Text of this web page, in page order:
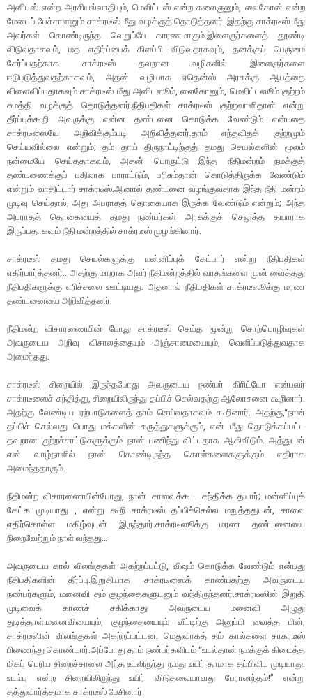
அனிடஸ் என்ற அரசியல்வாதியும், மெலிட்டஸ் என்ற கலைஞனும், லைகோன் என்ற
மேடைப் பேச்சாளனும் சாக்ரடீஸ் மீது வழக்குத் தொடுத்தனர். இதற்கு சாக்ரடீஸ் மீது
அவர்கள் கொண்டிருந்த வெறுப்பே காரணமாகும்.இளைஞர்களைத் தூண்டி
விடுவதாகவும், மத எதிர்ப்பைக் கிளப்பி விடுவதாகவும், தனக்குப் பெருமை
சேர்ப்பதற்காக சாக்ரடீஸ் தவறான வழிகளில் இளைஞர்களை
ஈடுபடுத்துவதற்காகவும், அதன் வழியாக ஏதென்ஸ் அரசுக்கு ஆபத்தை
விளைவிப்பதாகவும் சாக்ரடீஸ் மீது அனிடஸூம், லைகோனும், மெலிட்டஸூம் குற்றம்
சுமத்தி வழக்குத் தொடுத்தனர்.நீதிபதிகள் சாக்ரடீஸ் குற்றவாளிதான் என்று
தீர்ப்புக்கூறி அவருக்கு என்ன தண்டனை கொடுக்க வேண்டும் என்பதை
சாக்ரடீஸையே அறிவிக்கும்படி அறிவித்தனர்.தாம் எந்தவிதக் குற்றமும்
செய்யவில்லை என்றும்; தம் தாய் திருநாட்டிற்குத் தமது செயல்களின் மூலம்
நன்மையே செய்ததாகவும், அதன் பொருட்டு இந்த நீதிமன்றம் நமக்குத்
தண்டணைக்குப் பதிலாக பாராட்டும், பரிசும்தான் கொடுத்திருக்க வேண்டும்
என்றும் வாதிட்டார் சாக்ரடீஸ்.ஆனால் தண்டனை வழங்குவதாக இந்த நீதி மன்றம்
முடிவு செய்தால், அது அபராதத் தொகையாக இருக்க வேண்டும் என்றும்; அந்த
அபராதத் தொகையைத் தமது நண்பர்கள் அரசுக்குச் செலுத்த தயாராக
இருப்பதாகவும் நீதி மன்றத்தில் சாக்ரடீஸ் முழங்கினார்.
சாக்ரடீஸ் தமது செயல்களுக்கு மன்னிப்புக் கேட்பார் என்று நீதிபதிகள்
எதிர்பார்த்தனர்.. அதற்கு மாறாக அவர் நீதிமன்றத்தில் வாதங்களை முன் வைத்தது
நீதிபதிகளுக்கு எரிச்சலை ஊட்டியது. அதனால் நீதிபதிகள் சாக்ரடீஸூக்கு மரண
தண்டனையை அறிவித்தனர்.
நீதிமன்ற விசாரணையின் போது சாக்ரடீஸ் செய்த மூன்று சொற்பொழிவுகள்
அவருடைய அறிவு விசாலத்தையும் அஞ்சாமையையும், வெளிப்படுத்துவதாக
அமைந்தது.
சாக்ரடீஸ் சிறையில் இருந்தபோது அவருடைய நண்பர் கிரிட்டோ என்பவர்
சாக்ரடீஸைச் சந்தித்து, சிறையிலிருந்து தப்பிச் செல்வதற்கு ஆலோசனை கூறினார்.
அதற்கு வேண்டிய ஏற்பாடுகளைத் தாம் செய்வதாகவும் கூறினார். அதற்கு,“நான்
தப்பிச் செல்வது பொது மக்களின் கருத்துகளுக்கும், என் மீது தொடுக்கப்பட்ட
தவறான குற்றச்சாட்டுகளுக்கும் நான் பணிந்து விட்டதாக ஆகிவிடும். அத்துடன்
என் வாழ்நாளில் நான் கொண்டிருந்த கொள்களைகளுக்கும் எதிராக
அமைந்ததாகும்.
நீதிமன்ற விசாரணையின்போது, நான் சாவைக்கூட சந்திக்க தயார்; மன்னிப்புக்
கேட்க முடியாது , என்று கூறி சாக்ரடீஸ் தப்பிச்செல்ல மறுத்ததுடன், சாவை
எதிர்கொள்ள மகிழ்வுடன் இருந்தார்.சாக்ரடீஸூக்கு மரண தண்டனையை
நிறைவேற்றும் நாள் வந்தது…
அவருடைய கால் விலங்குகள் அகற்றப்பட்டு, விஷம் கொடுக்க வேண்டும் என்பது
நீதிபதிகளின் தீர்ப்பு.இறுதியாக சாக்ரடீஸைக் காண்பதற்கு அவருடைய
நண்பர்களும், மனைவி தம் குழந்தைகளுடனும் வந்திருந்தனர்.சாக்ரடீஸின் இறுதி
முடிவைக் காணச் சகிக்காது அவருடைய மனைவி அழுது
துடித்தாள்.மனைவியையும், குழந்தையையும் வீட்டிற்கு அனுப்பி வைத்த பின்,
சாக்ரடீஸின் விலங்குகள் அகற்றப்பட்டன. மெதுவாகத் தம் கால்களை சாகரடீஸ்
பிணைந்து கொண்டார்.அப்போது தாம் நண்பர்களிடம் “உடல்தான் நமக்குக் கிடைத்த
மிகப் பெரிய சிறைச்சாலை அந்த உடலிருந்து நமது உயிர் தாமாக தப்பிவிட முடியாது.
உடம்பு என்ற சிறையிலிருந்து உயிர் விடுதலையாவது பேரானந்தம்!” என்று
தத்துவார்த்தமாக சாக்ரடீஸ் பேசினார்.